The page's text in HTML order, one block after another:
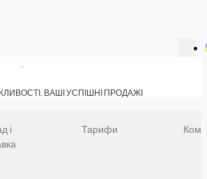
ВАШІ УСПІШНІ ПРОДАЖІ
і
Тарифи